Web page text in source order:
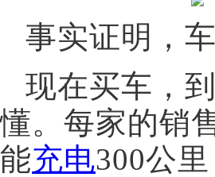
事实证明，
现在买车，
懂。每家的销
能充电300公